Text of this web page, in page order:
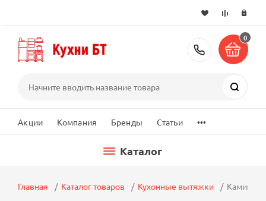
+7 (495)
0
Акции Компания Бренды Статьи ...
Каталог
Главная Каталог товаров Кухонные вытяжки